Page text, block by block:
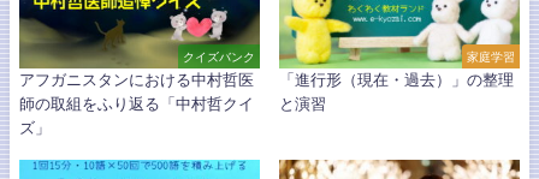
クイズバンク
アフガニスタンにおける中村哲医
師の取組をふり返る「中村哲クイ
ズ」
家庭学習
「進行形（現在・過去）」の整理
と演習